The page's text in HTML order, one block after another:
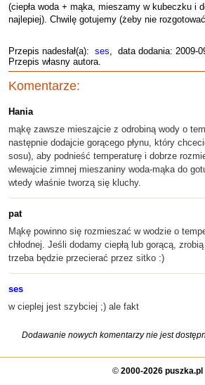
(ciepła woda + mąka, mieszamy w kubeczku i
najlepiej). Chwilę gotujemy (żeby nie
Przepis nadesłał(a): ses, data dodania: 2009-
Przepis własny autora.
Komentarze:
Hania
mąkę zawsze mieszajcie z odrobiną wody o
następnie dodajcie gorącego płynu, który
sosu), aby podnieść temperaturę i dobrze
wlewajcie zimnej mieszaniny woda-mąka do
wtedy właśnie tworzą się kluchy.
pat
Mąkę powinno się rozmieszać w wodzie o
chłodnej. Jeśli dodamy ciepłą lub gorącą,
trzeba będzie przecierać przez sitko :)
ses
w cieplej jest szybciej ;) ale fakt
Dodawanie nowych komentarzy nie jest
© 2000-2026 puszka.pl